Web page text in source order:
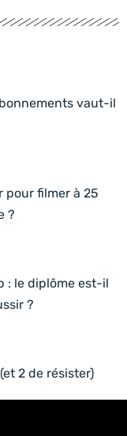
vaut-il
pour filmer à 25
?
: le diplôme est-il
?
2 de résister)